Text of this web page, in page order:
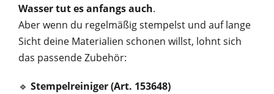
Wasser tut es anfangs auch.
Aber wenn du regelmäßig stempelst und auf lange
Sicht deine Materialien schonen willst, lohnt sich
das passende Zubehör:
🔹 Stempelreiniger (Art. 153648)